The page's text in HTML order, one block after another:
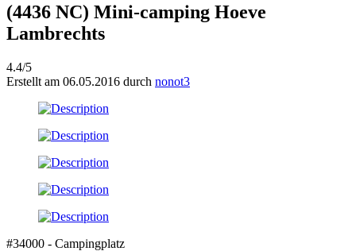
(4436 NC) Mini-camping Hoeve
Lambrechts
4.4/5
Erstellt am 06.05.2016 durch nonot3
#34000 - Campingplatz